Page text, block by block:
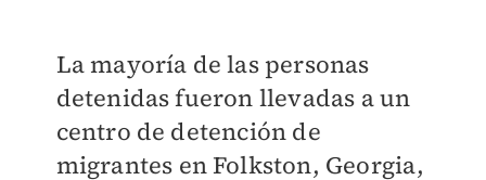
La mayoría de las personas
detenidas fueron llevadas a un
centro de detención de
migrantes en Folkston, Georgia,